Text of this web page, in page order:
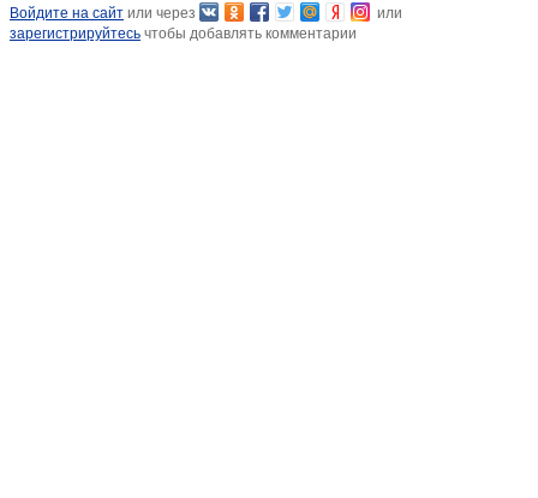
Войдите на сайт или через
или
зарегистрируйтесь чтобы добавлять комментарии